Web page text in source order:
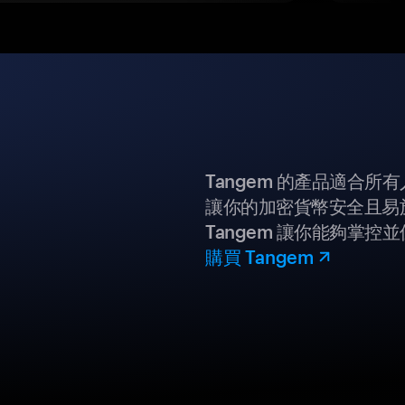
Tangem 的產品適合所
讓你的加密貨幣安全且
Tangem 讓你能夠掌控
購買 Tangem